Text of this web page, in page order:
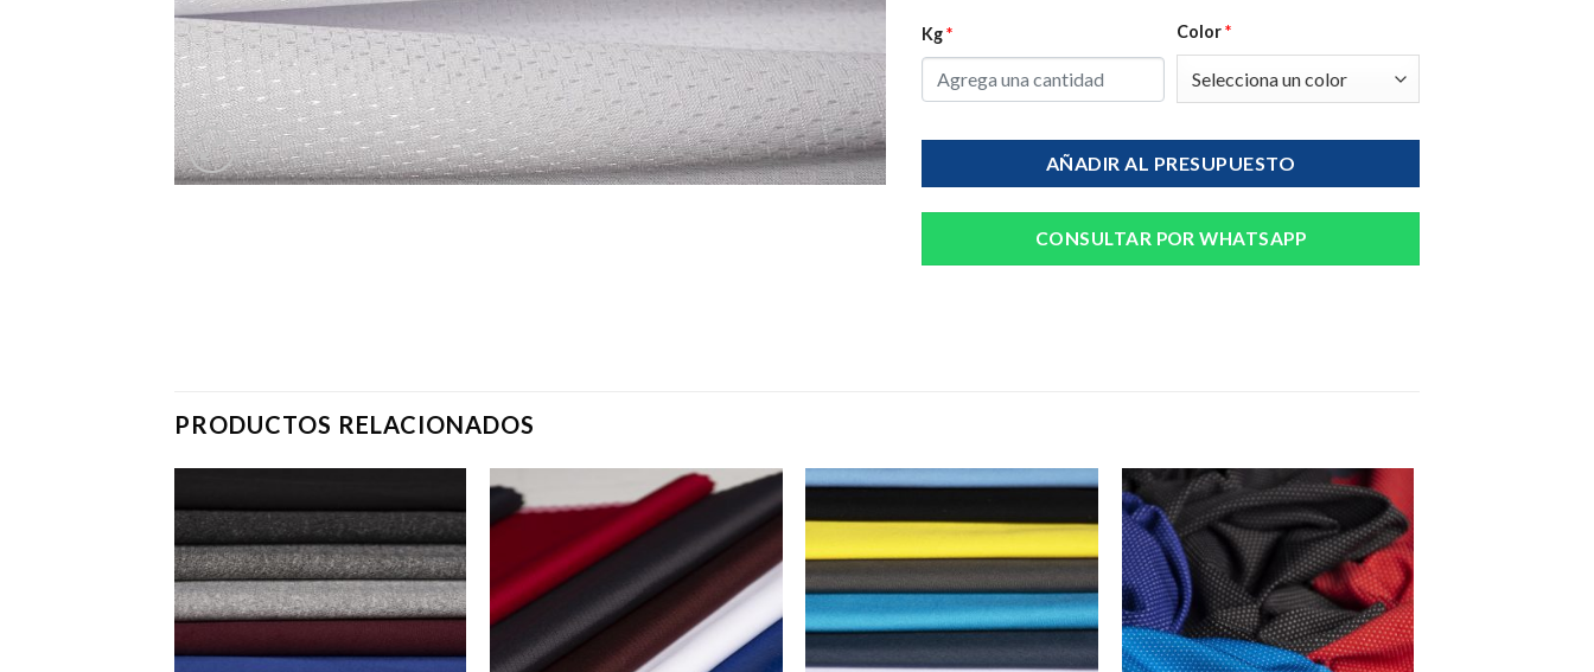
Kg* Color*
AÑADIR AL PRESUPUESTO
CONSULTAR POR WHATSAPP
PRODUCTOS RELACIONADOS